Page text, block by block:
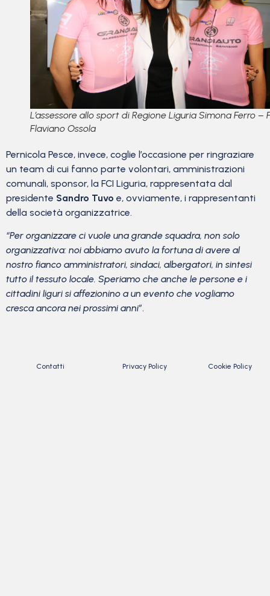
L’assessore allo sport di Regione Liguria Simona Ferro –
Flaviano Ossola
Pernicola Pesce, invece, coglie l’occasione per ringraziare
un team di cui fanno parte volontari, amministrazioni
comunali, sponsor, la FCI Liguria, rappresentata dal
presidente Sandro Tuvo e, ovviamente, i rappresentanti
della società organizzatrice.
“Per organizzare ci vuole una grande squadra, non solo
organizzativa: noi abbiamo avuto la fortuna di avere al
nostro fianco amministratori, sindaci, albergatori, in sintesi
tutto il tessuto locale. Speriamo che anche le persone e i
cittadini liguri si affezionino a un evento che vogliamo
cresca ancora nei prossimi anni”.
Contatti Privacy Policy Cookie Policy